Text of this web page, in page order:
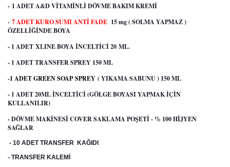
- 1 ADET A&D VİTAMİNLİ DÖVME BAKIM KREMİ
- 7 ADET KURO SUMI ANTİ FADE 15 mg ( SOLMA YAPMAZ )
ÖZELLİĞİNDE BOYA
- 1 ADET XLINE BOYA İNCELTİCİ 20 ML.
- 1 ADET TRANSFER SPREY 150 ML
-1 ADET GREEN SOAPSPREY ( YIKAMA SABUNU ) 150 ML
- 1 ADET 20ML İNCELTİCİ (GÖLGE BOYASI YAPMAK İÇİN
KULLANILIR)
- DÖVME MAKİNESİ COVER SAKLAMA POŞETİ - % 100 HİJYEN
SAĞLAR
- 10 ADET TRANSFER KAĞIDI
- TRANSFER KALEMİ